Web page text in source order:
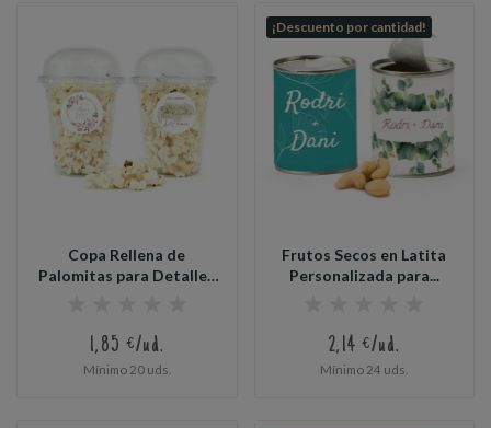
Copa Rellena de
Palomitas para Detalles
1,85 €/ud.
Mínimo 20 uds.
¡Descuento por cantidad!
Frutos Secos en Latita
Personalizada para...
2,14 €/ud.
Mínimo 24 uds.